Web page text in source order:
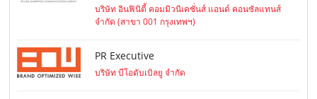
บริษัท อินฟินิตี้ คอมมิวนิเคชั่นส์ แอนด์ คอนซัลแทนส์
จำกัด (สาขา 001 กรุงเทพฯ)
PR Executive
บริษัท บีโอดับเบิลยู จำกัด